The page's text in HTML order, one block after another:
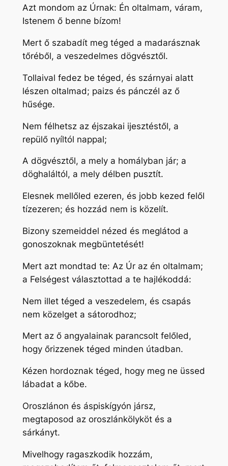
Azt mondom az Úrnak: Én oltalmam, váram,
Istenem ő benne bízom!
Mert ő szabadít meg téged a madarásznak
tőréből, a veszedelmes dögvésztől.
Tollaival fedez be téged, és szárnyai alatt
lészen oltalmad; paizs és pánczél az ő
hűsége.
Nem félhetsz az éjszakai ijesztéstől, a
repülő nyíltól nappal;
A dögvésztől, a mely a homályban jár; a
döghaláltól, a mely délben pusztít.
Elesnek mellőled ezeren, és jobb kezed felől
tízezeren; és hozzád nem is közelít.
Bizony szemeiddel nézed és meglátod a
gonoszoknak megbüntetését!
Mert azt mondtad te: Az Úr az én oltalmam;
a Felségest választottad a te hajlékoddá:
Nem illet téged a veszedelem, és csapás
nem közelget a sátorodhoz;
Mert az ő angyalainak parancsolt felőled,
hogy őrizzenek téged minden útadban.
Kézen hordoznak téged, hogy meg ne üssed
lábadat a kőbe.
Oroszlánon és áspiskígyón jársz,
megtaposod az oroszlánkölyköt és a
sárkányt.
Mivelhogy ragaszkodik hozzám,